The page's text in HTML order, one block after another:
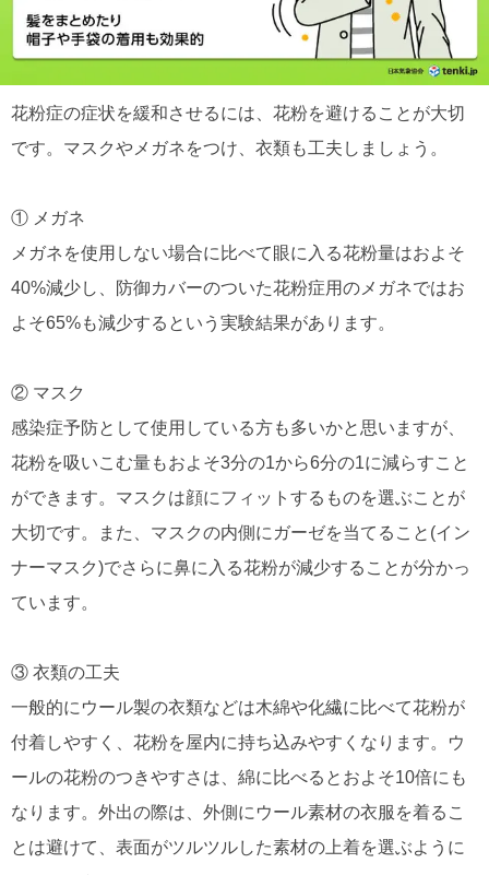
花粉症の症状を緩和させるには、花粉を避けることが大切
です。マスクやメガネをつけ、衣類も工夫しましょう。
① メガネ
メガネを使用しない場合に比べて眼に入る花粉量はおよそ
40%減少し、防御カバーのついた花粉症用のメガネではお
よそ65%も減少するという実験結果があります。
② マスク
感染症予防として使用している方も多いかと思いますが、
花粉を吸いこむ量もおよそ3分の1から6分の1に減らすこと
ができます。マスクは顔にフィットするものを選ぶことが
大切です。また、マスクの内側にガーゼを当てること(イン
ナーマスク)でさらに鼻に入る花粉が減少することが分かっ
ています。
③ 衣類の工夫
一般的にウール製の衣類などは木綿や化繊に比べて花粉が
付着しやすく、花粉を屋内に持ち込みやすくなります。ウ
ールの花粉のつきやすさは、綿に比べるとおよそ10倍にも
なります。外出の際は、外側にウール素材の衣服を着るこ
とは避けて、表面がツルツルした素材の上着を選ぶように